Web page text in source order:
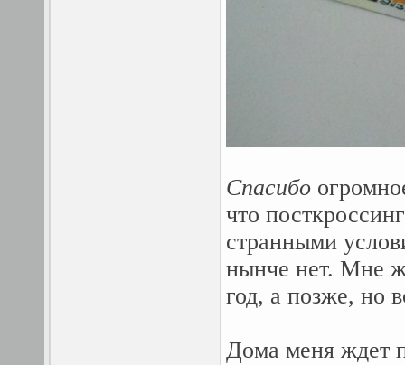
Спасибо
что
странными
нынче нет. Мне
год, а позже, но
Дома меня ждет